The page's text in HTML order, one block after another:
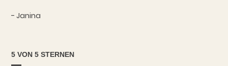
- Janina
5 VON 5 STERNEN